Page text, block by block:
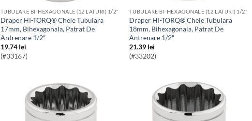
TUBULARE BI-HEXAGONALE (12 LATURI) 1/2"
Draper HI-TORQ® Cheie Tubulara
17mm, Bihexagonala, Patrat De
Antrenare 1/2″
19.74 lei
(#33167)
TUBULARE BI-HEXAGONALE (12 LATURI) 1/2"
Draper HI-TORQ® Cheie Tubulara
18mm, Bihexagonala, Patrat De
Antrenare 1/2″
21.39 lei
(#33202)